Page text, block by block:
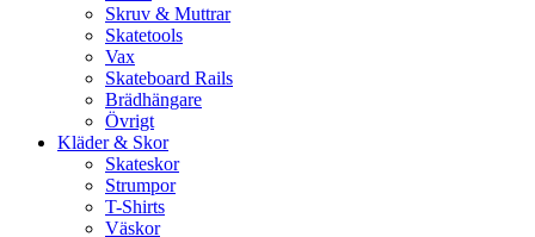
Skruv & Muttrar
Skatetools
Vax
Skateboard Rails
Brädhängare
Övrigt
Kläder & Skor
Skateskor
Strumpor
T-Shirts
Väskor